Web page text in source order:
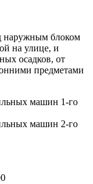
наружным блоком
на улице, и
осадков, от
предметами
машин 1-го
машин 2-го